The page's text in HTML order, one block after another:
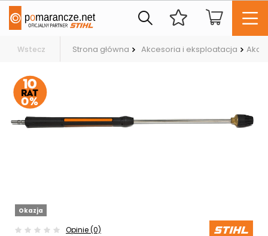
Wstecz Strona główna Akcesoria i eksploatacja
Okazja
Opinie (0)